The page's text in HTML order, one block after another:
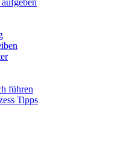
führen
Tipps